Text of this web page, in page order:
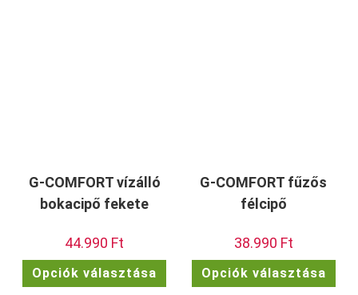
G-COMFORT vízálló
bokacipő fekete
44.990 Ft
Opciók választása
terméknek
G-COMFORT fűzős
félcipő
38.990 Ft
Opciók választása